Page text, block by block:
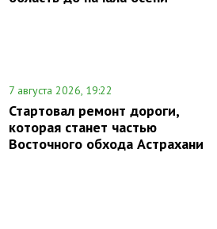
7 августа 2026, 19:22
Стартовал ремонт дороги,
которая станет частью
Восточного обхода Астрахани